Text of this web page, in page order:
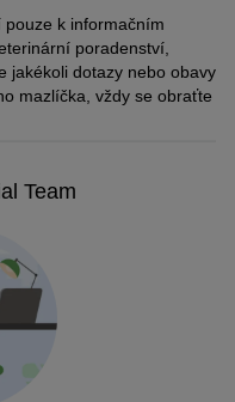
pouze k informačním
poradenství,
jakékoli dotazy nebo obavy
mazlíčka, vždy se obraťte
Team